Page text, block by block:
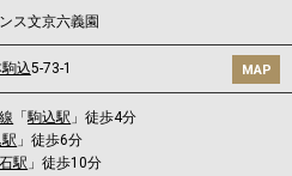
ス文京六義園
込5-73-1 MAP
「駒込駅 」徒歩4分
」徒歩6分
駅 」徒歩10分